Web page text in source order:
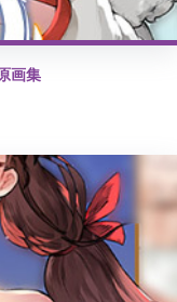
画集